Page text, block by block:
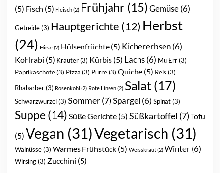
(5) Fisch (5) Fleisch(2) Frühjahr (15)Gemüse(6)
Getreide(3) Hauptgerichte (12) Herbst
(24) Hirse(2) Hülsenfrüchte (5) Kichererbsen(6)
Kohlrabi (5) Kräuter(3) Kürbis (5) Lachs(6) Mu Err(3)
Paprikaschote(3) Pizza (3) Pürre(3) Quiche (5) Reis (3)
Rhabarber(3) Rosenkohl (2) Rote Linsen(2) Salat (17)
Schwarzwurzel(3) Sommer(7)Spargel (6) Spinat(3)
Suppe (14) Süße Gerichte (5) Süßkartoffel (7) Tofu
(5) Vegan (31)Vegetarisch (31)
Walnüsse(3) Warmes Frühstück (5) Weisskraut(2) Winter(6)
Wirsing(3) Zucchini (5)